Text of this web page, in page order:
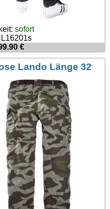
sofort
€
Lando Länge 32